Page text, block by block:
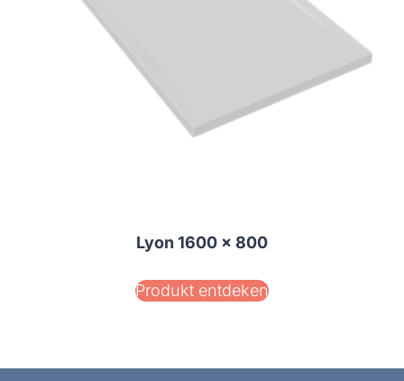
Lyon 1600 x 800
Produkt entdeken